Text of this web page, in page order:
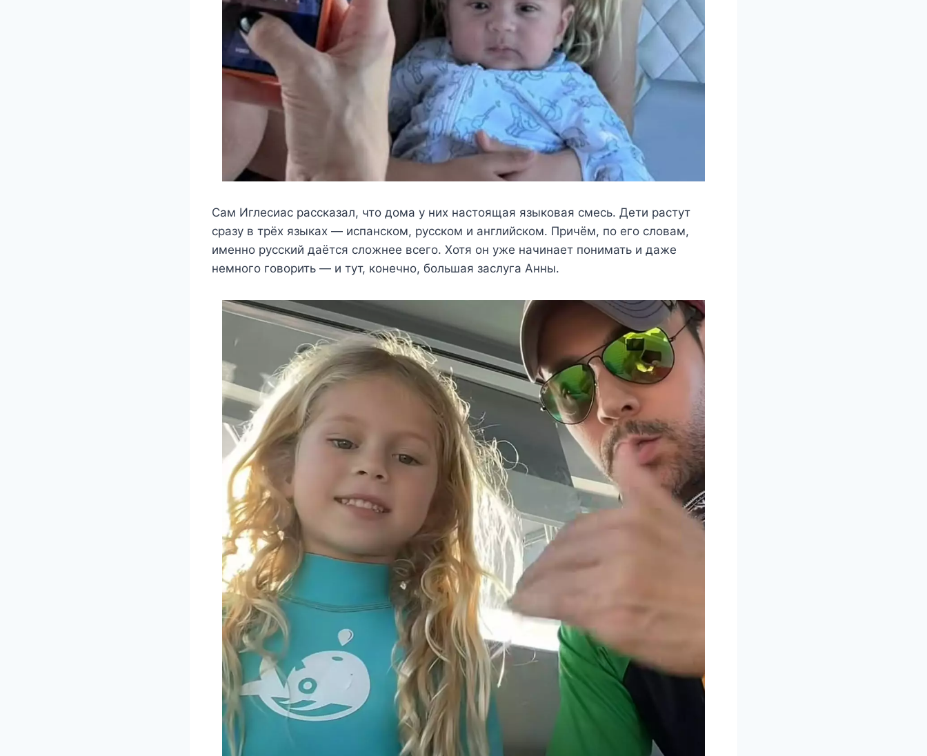
Сам Иглесиас рассказал, что дома у них настоящая языковая смесь. Дети растут
сразу в трёх языках — испанском, русском и английском. Причём, по его словам,
именно русский даётся сложнее всего. Хотя он уже начинает понимать и даже
немного говорить — и тут, конечно, большая заслуга Анны.